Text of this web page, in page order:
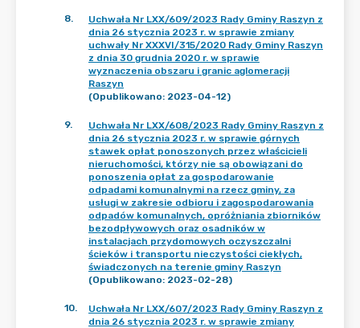
8.
Uchwała Nr LXX/609/2023 Rady Gminy Raszyn z
dnia 26 stycznia 2023 r. w sprawie zmiany
uchwały Nr XXXVI/315/2020 Rady Gminy Raszyn
z dnia 30 grudnia 2020 r. w sprawie
wyznaczenia obszaru i granic aglomeracji
Raszyn
(Opublikowano: 2023-04-12)
9.
Uchwała Nr LXX/608/2023 Rady Gminy Raszyn z
dnia 26 stycznia 2023 r. w sprawie górnych
stawek opłat ponoszonych przez właścicieli
nieruchomości, którzy nie są obowiązani do
ponoszenia opłat za gospodarowanie
odpadami komunalnymi na rzecz gminy, za
usługi w zakresie odbioru i zagospodarowania
odpadów komunalnych, opróżniania zbiorników
bezodpływowych oraz osadników w
instalacjach przydomowych oczyszczalni
ścieków i transportu nieczystości ciekłych,
świadczonych na terenie gminy Raszyn
(Opublikowano: 2023-02-28)
10.
Uchwała Nr LXX/607/2023 Rady Gminy Raszyn z
dnia 26 stycznia 2023 r. w sprawie zmiany